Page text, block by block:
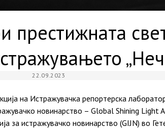
престижната
22.09.2023
на Истражувачка репортерска
новинарство – Global Shining Light
за истражувачко новинарство (GIJN) во